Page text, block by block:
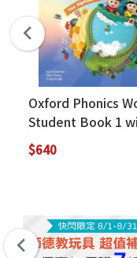
Oxford Phonics
Student Book 1
Reader's e-Book
$640